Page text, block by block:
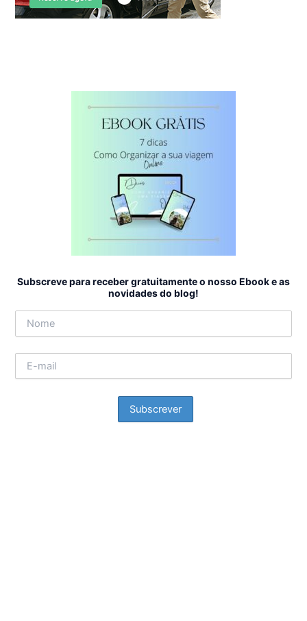
Subscreve para receber gratuitamente o nosso Ebook e as
novidades do blog!